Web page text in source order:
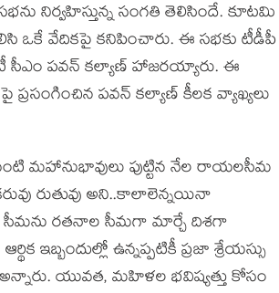
నిర్వహిస్తున్న సంగతి తెలిసిందే. కూటమి
ఒకే వేదికపై కనిపించారు. ఈ సభకు టీడీపీ
సీఎం పవన్ కల్యాణ్ హాజరయ్యారు. ఈ
పవన్ కల్యాణ్ కీలక వ్యాఖ్యలు
మహానుభావులు పుట్టిన నేల రాయలసీమ
రుతువు అని..కాలాలెన్నయినా
రతనాల సీమగా మార్చే దిశగా
ఇబ్బందుల్లో ఉన్నప్పటికీ ప్రజా శ్రేయస్సు
యువత, మహిళల భవిష్యత్తు కోసం